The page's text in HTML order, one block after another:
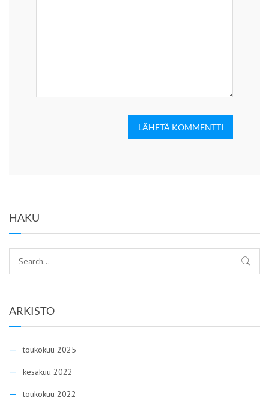
LÄHETÄ KOMMENTTI
HAKU
ARKISTO
toukokuu 2025
kesäkuu 2022
toukokuu 2022